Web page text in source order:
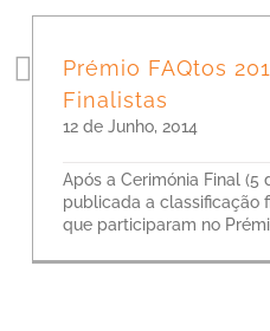
Prémio FAQtos
Finalistas
12 de Junho, 2014
Após a Cerimónia Final (5
publicada a classificação
que participaram no